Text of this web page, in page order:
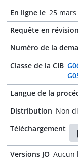
En ligne le 25 mars
Requête en
Numéro de la
Classe de la CIB
Langue de la
Distribution Non
Téléchargement
Versions JO Aucun